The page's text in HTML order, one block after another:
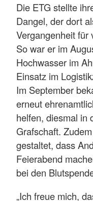
Die ETG stellte
Dangel, der dort
Vergangenheit für
So war er im
Hochwasser im
Einsatz im
Im September
erneut
helfen, diesmal in
Grafschaft.
gestaltet, dass
Feierabend
bei den
„Ich freue mich,